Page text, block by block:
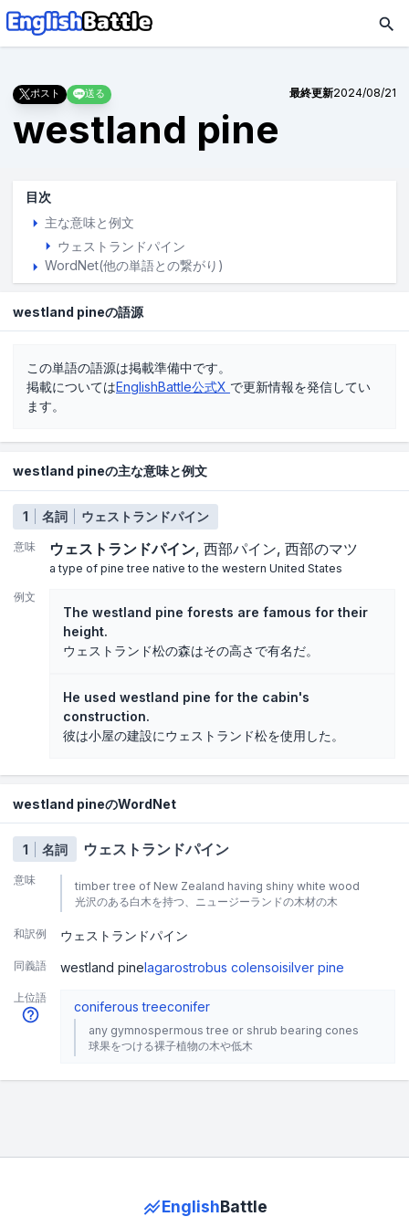
ポスト 送る 最終更新2024/08/21
westland pine
目次
主な意味と例文
ウェストランドパイン
WordNet(他の単語との繋がり)
westland pineの語源
この単語の語源は掲載準備中です。
掲載についてはEnglishBattle公式X で更新情報を発信してい
ます。
westland pineの主な意味と例文
1 名詞 ウェストランドパイン
意味 ウェストランドパイン 西部パイン 西部のマツ
a type of pine tree native to the western United States
例文
The westland pine forests are famous for their
height.
ウェストランド松の森はその高さで有名だ。
He used westland pine for the cabin's
construction.
彼は小屋の建設にウェストランド松を使用した。
westland pineのWordNet
1 名詞 ウェストランドパイン
意味
timber tree of New Zealand having shiny white wood
光沢のある白木を持つ、ニュージーランドの木材の木
和訳例 ウェストランドパイン
同義語 westland pinelagarostrobus colensoisilver pine
上位語
coniferous treeconifer
any gymnospermous tree or shrub bearing cones
球果をつける裸子植物の木や低木
EnglishBattle